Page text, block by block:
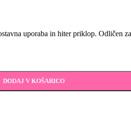
uporaba in hiter priklop. Odličen
DODAJ V KOŠARICO